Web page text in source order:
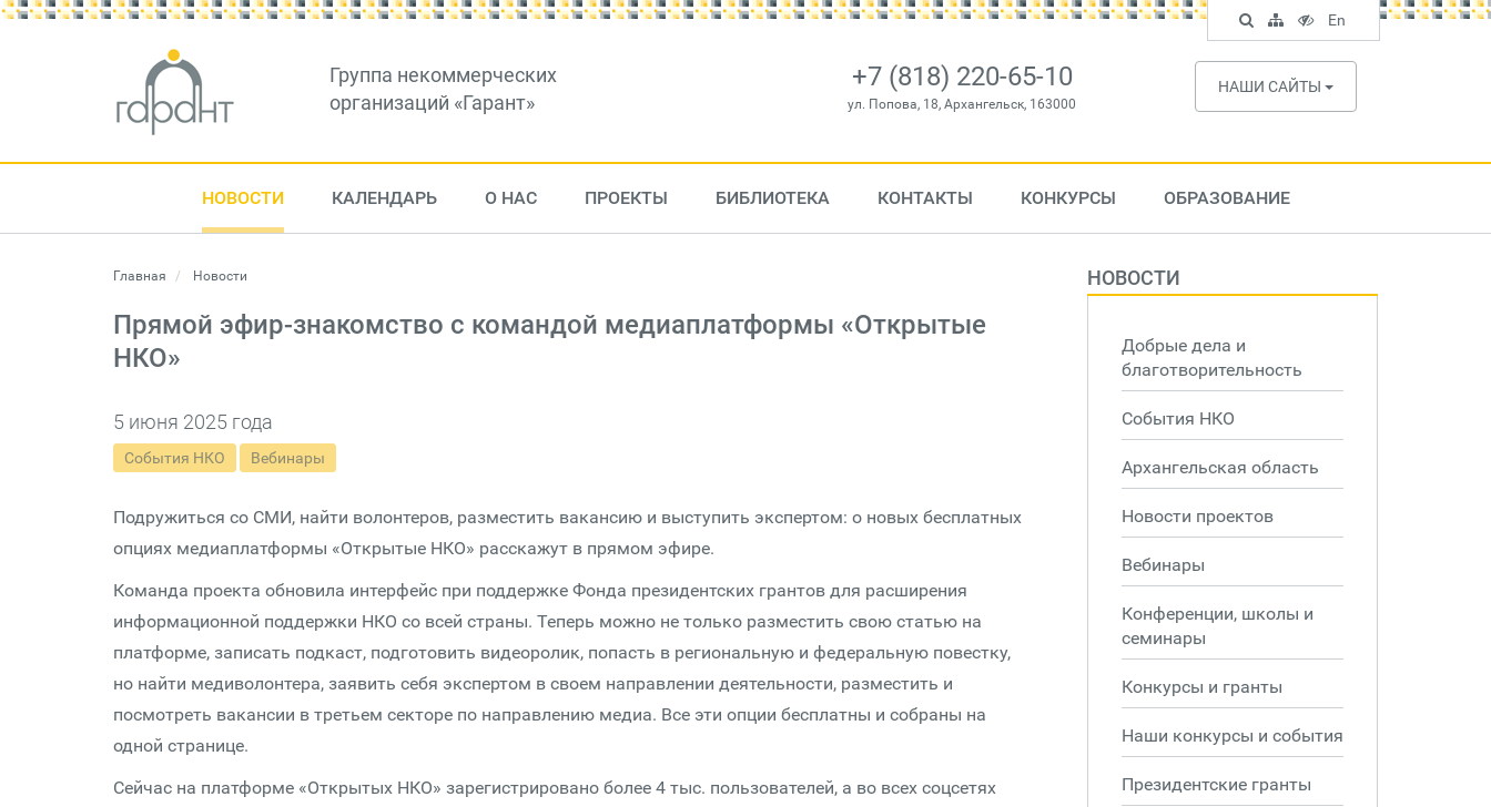
Группа некоммерческих
организаций «Гарант»
+7 (818) 220-65-10
ул. Попова, 18, Архангельск, 163000
НАШИ САЙТЫ
НОВОСТИ КАЛЕНДАРЬ О НАС ПРОЕКТЫ БИБЛИОТЕКА КОНТАКТЫ КОНКУРСЫ ОБРАЗОВАНИЕ
Главная Новости
Прямой эфир-знакомство с командой медиаплатформы «Открытые
НКО»
5 июня 2025 года
События НКО Вебинары
Подружиться со СМИ, найти волонтеров, разместить вакансию и выступить экспертом: о новых бесплатных
опциях медиаплатформы «Открытые НКО» расскажут в прямом эфире.
Команда проекта обновила интерфейс при поддержке Фонда президентских грантов для расширения
информационной поддержки НКО со всей страны. Теперь можно не только разместить свою статью на
платформе, записать подкаст, подготовить видеоролик, попасть в региональную и федеральную повестку,
но найти медиволонтера, заявить себя экспертом в своем направлении деятельности, разместить и
посмотреть вакансии в третьем секторе по направлению медиа. Все эти опции бесплатны и собраны на
одной странице.
Сейчас на платформе «Открытых НКО» зарегистрировано более 4 тыс. пользователей, а во всех соцсетях
НОВОСТИ
Добрые дела и
благотворительность
События НКО
Архангельская область
Новости проектов
Вебинары
Конференции, школы и
семинары
Конкурсы и гранты
Наши конкурсы и события
Президентские гранты
Поиск
по
сайту
Карта
сайта
Версия
для
слабовидящих
En
English